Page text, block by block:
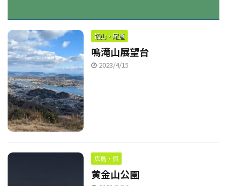
福山・尾道
鳴滝山展望台
2023/4/15
広島・呉
黄金山公園